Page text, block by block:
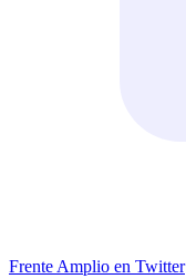
Frente Amplio en Twitter